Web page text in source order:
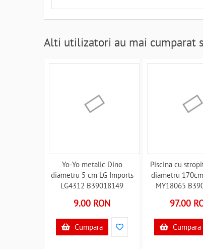
Alti utilizatori au mai cumparat
Yo-Yo metalic Dino
diametru 5 cm LG Imports
LG4312 B39018149
9.00 RON
Cumpara
Piscina cu
diametru
MY18065
97.00
Cumpara